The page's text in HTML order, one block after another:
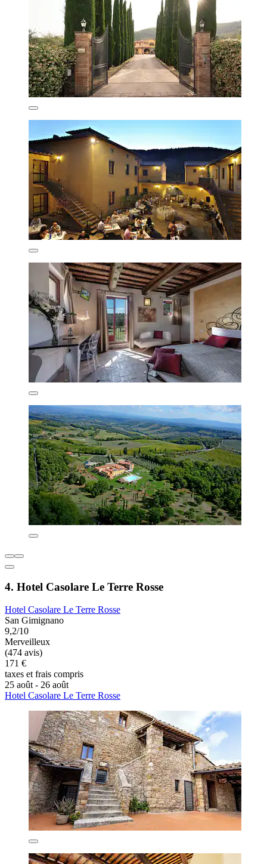
4. Hotel Casolare Le Terre Rosse
Hotel Casolare Le Terre Rosse
San Gimignano
9,2/10
Merveilleux
(474 avis)
171 €
taxes et frais compris
25 août - 26 août
Hotel Casolare Le Terre Rosse